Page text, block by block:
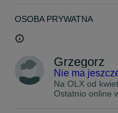
OSOBA PRYWATNA
Grzegorz
Nie ma
Na OLX od
Ostatnio online